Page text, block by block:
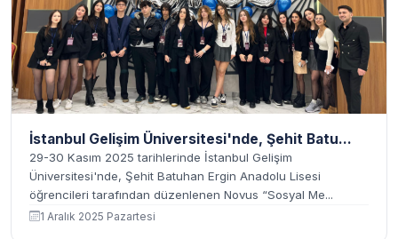
İstanbul Gelişim Üniversitesi'nde, Şehit Batu...
29-30 Kasım 2025 tarihlerinde İstanbul Gelişim
Üniversitesi'nde, Şehit Batuhan Ergin Anadolu Lisesi
öğrencileri tarafından düzenlenen Novus “Sosyal Me...
1 Aralık 2025 Pazartesi